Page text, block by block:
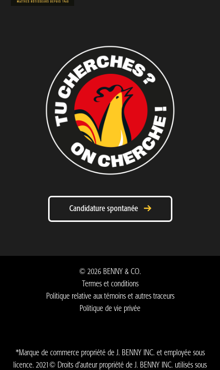
Candidature spontanée
© 2026 BENNY & CO.
Termes et conditions
Politique relative aux témoins et autres traceurs
Politique de vie privée
*Marque de commerce propriété de J. BENNY INC. et employée sous
licence. 2021© Droits d’auteur propriété de J. BENNY INC. utilisés sous